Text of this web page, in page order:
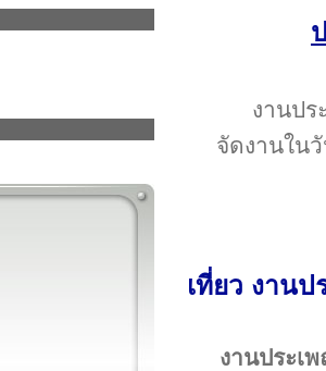
งานป
จัดงานใน
เที่ยว งาน
งานประเ